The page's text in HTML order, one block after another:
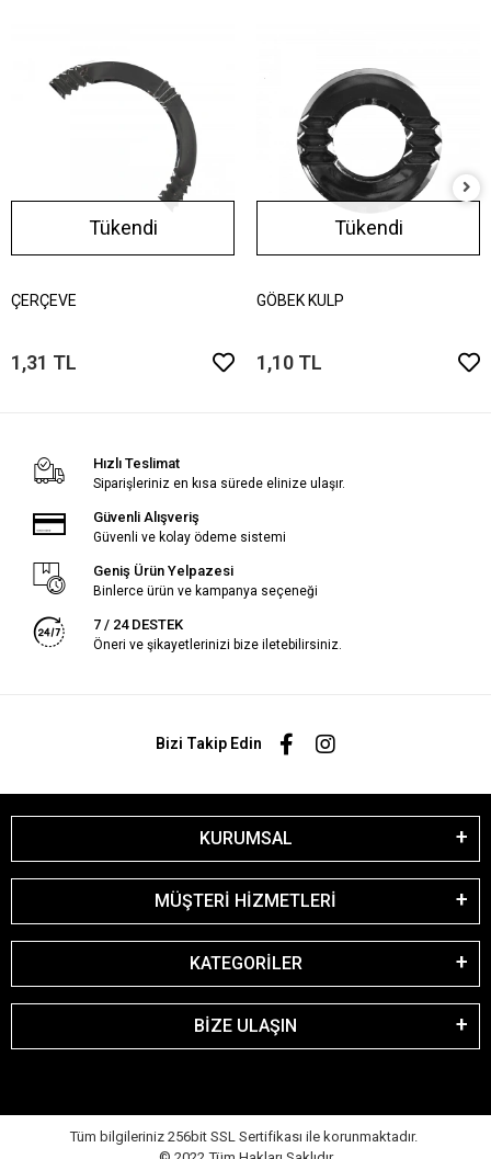
Tükendi
ÇERÇEVE
1,31 TL
Tükendi
GÖBEK KULP
1,10 TL
Hızlı Teslimat
Siparişleriniz en kısa sürede elinize ulaşır.
Güvenli Alışveriş
Güvenli ve kolay ödeme sistemi
Geniş Ürün Yelpazesi
Binlerce ürün ve kampanya seçeneği
7 / 24 DESTEK
Öneri ve şikayetlerinizi bize iletebilirsiniz.
Bizi Takip Edin
KURUMSAL
MÜŞTERİ HİZMETLERİ
KATEGORİLER
BİZE ULAŞIN
Tüm bilgileriniz 256bit SSL Sertifikası ile korunmaktadır.